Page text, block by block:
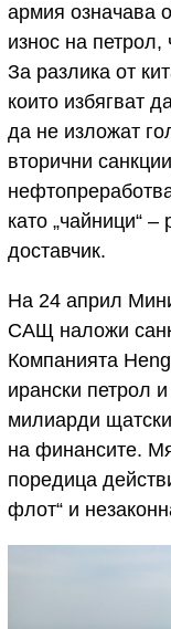
армия означава
износ на петрол,
За разлика от
които избягват
да не изложат
вторични
като „чайници“
доставчик.
На 24 април
САЩ наложи
Компанията
ирански петрол
милиарди
на финансите.
поредица
флот“ и